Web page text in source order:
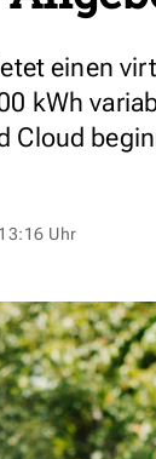
einen
kWh
Cloud
Uhr